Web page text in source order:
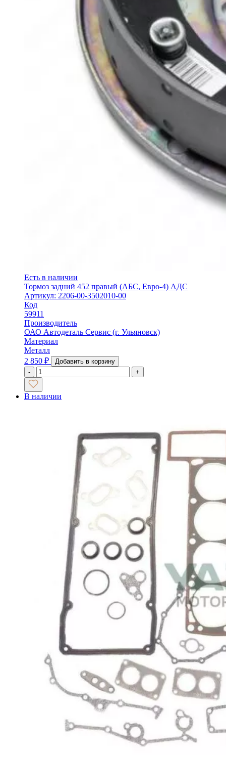
Есть в наличии
Тормоз задний 452 правый (АБС, Евро-4) АДС
Артикул: 2206-00-3502010-00
Код
59911
Производитель
ОАО Автодеталь Сервис (г. Ульяновск)
Материал
Металл
2 850 ₽
Добавить в корзину
-
+
В наличии